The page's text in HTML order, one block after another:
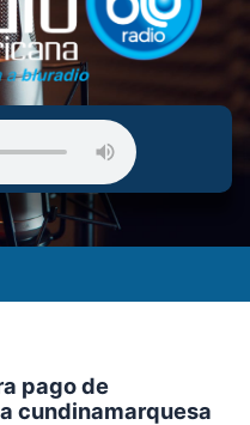
pago de
cundinamarquesa